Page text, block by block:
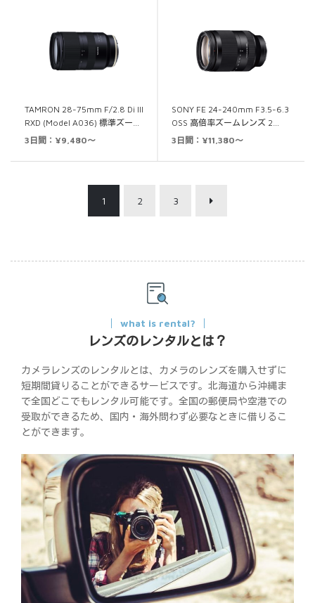
TAMRON 28-75mm F/2.8 Di III
RXD (Model A036) 標準ズー…
3日間：¥9,480～
SONY FE 24-240mm F3.5-6.3
OSS 高倍率ズームレンズ 2…
3日間：¥11,380～
1 2 3
what is rental?
レンズのレンタルとは？
カメラレンズのレンタルとは、カメラのレンズを購入せずに
短期間貸りることができるサービスです。北海道から沖縄ま
で全国どこでもレンタル可能です。全国の郵便局や空港での
受取ができるため、国内・海外問わず必要なときに借りるこ
とができます。